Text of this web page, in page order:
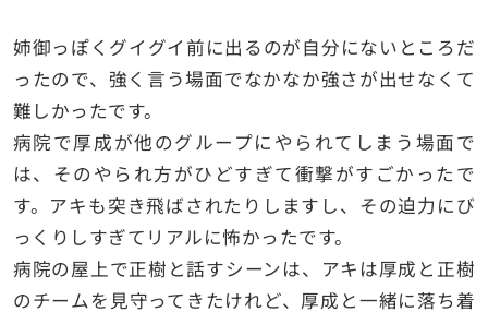
姉御っぽくグイグイ前に出るのが自分にないところだ
ったので、強く言う場面でなかなか強さが出せなくて
難しかったです。
病院で厚成が他のグループにやられてしまう場面で
は、そのやられ方がひどすぎて衝撃がすごかったで
す。アキも突き飛ばされたりしますし、その迫力にび
っくりしすぎてリアルに怖かったです。
病院の屋上で正樹と話すシーンは、アキは厚成と正樹
のチームを見守ってきたけれど、厚成と一緒に落ち着